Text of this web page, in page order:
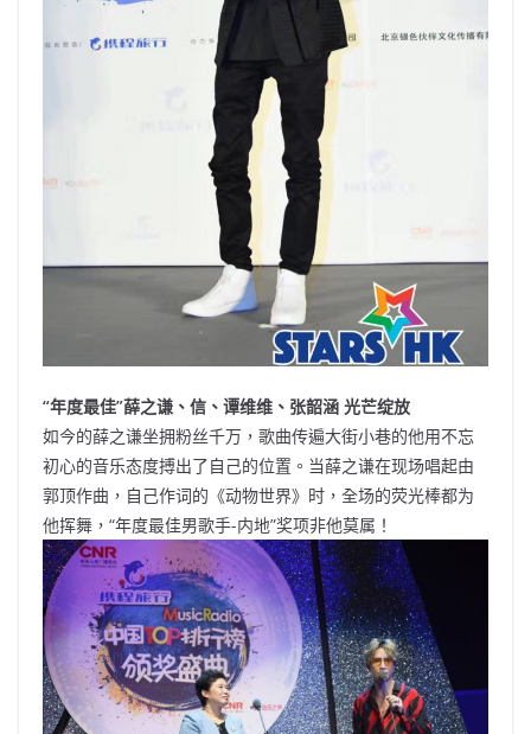
“年度最佳”薛之谦、信、谭维维、张韶涵 光芒绽放
如今的薛之谦坐拥粉丝千万，歌曲传遍大街小巷的他用不忘
初心的音乐态度搏出了自己的位置。当薛之谦在现场唱起由
郭顶作曲，自己作词的《动物世界》时，全场的荧光棒都为
他挥舞，“年度最佳男歌手-内地”奖项非他莫属！